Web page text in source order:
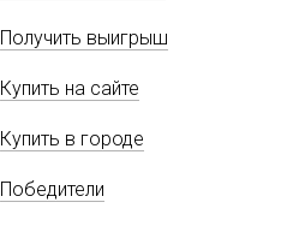
Получить выигрыш
Купить на сайте
Купить в городе
Победители